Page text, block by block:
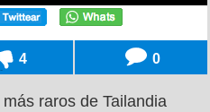
4 0
raros de Tailandia